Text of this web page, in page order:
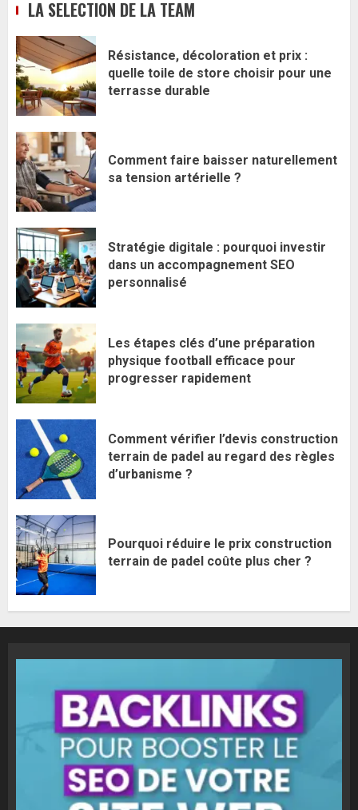
LA SELECTION DE LA TEAM
Résistance, décoloration et prix :
quelle toile de store choisir pour une
terrasse durable
Comment faire baisser naturellement
sa tension artérielle ?
Stratégie digitale : pourquoi investir
dans un accompagnement SEO
personnalisé
Les étapes clés d’une préparation
physique football efficace pour
progresser rapidement
Comment vérifier l’devis construction
terrain de padel au regard des règles
d’urbanisme ?
Pourquoi réduire le prix construction
terrain de padel coûte plus cher ?